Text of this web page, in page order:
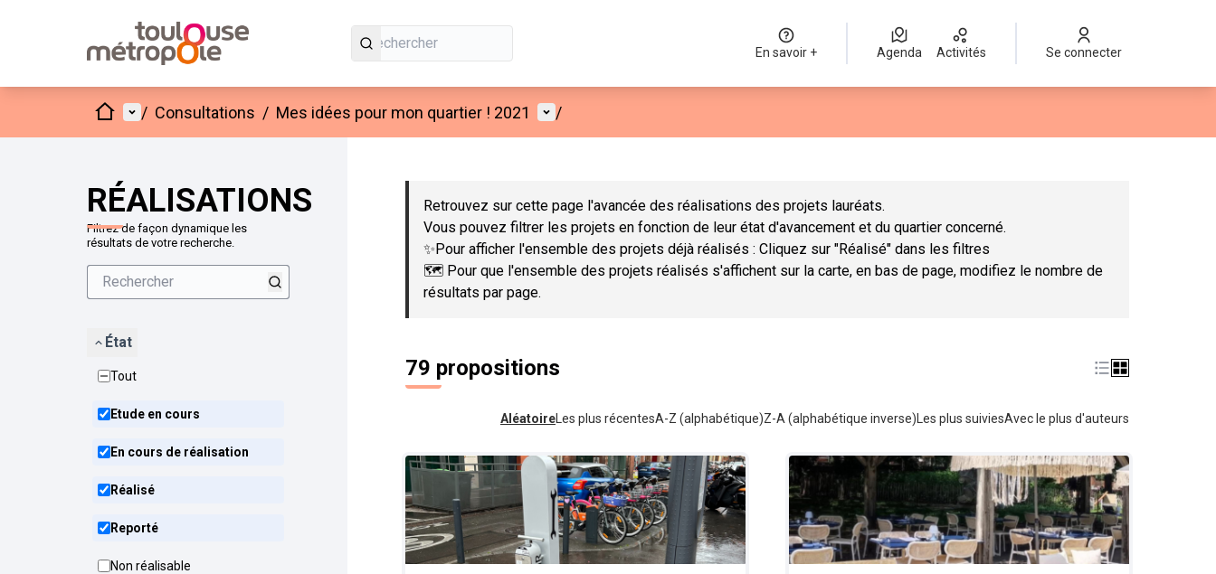
En savoir + Agenda Activités Se connecter
AccueilMenu principal
/ Consultations / Mes idées pour mon quartier ! 2021 Menu utilisateur
/
RÉALISATIONS
Filtrez de façon dynamique les
résultats de votre recherche.
État
Tout
Etude en cours
En cours de réalisation
Réalisé
Reporté
Non réalisable
Passer la carte
Retrouvez sur cette page l'avancée des réalisations des projets lauréats.
Vous pouvez filtrer les projets en fonction de leur état d'avancement et du quartier concerné.
✨Pour afficher l'ensemble des projets déjà réalisés : Cliquez sur "Réalisé" dans les filtres
🗺️ Pour que l'ensemble des projets réalisés s'affichent sur la carte, en bas de page, modifiez le nombre de
résultats par page.
79 propositions
Aléatoire Les plus récentesA-Z (alphabétique)Z-A (alphabétique inverse) Les plus suiviesAvec le plus d'auteurs